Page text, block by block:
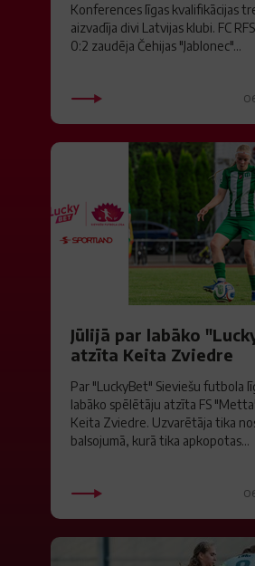
Konferences līgas kvalifikācijas
aizvadīja divi Latvijas klubi. FC
0:2 zaudēja Čehijas "Jablonec"...
Jūlijā par labāko
atzīta Keita Zviedre
Par "LuckyBet" Sieviešu futbola
labāko spēlētāju atzīta FS
Keita Zviedre. Uzvarētāja tika
balsojumā, kurā tika apkopotas...